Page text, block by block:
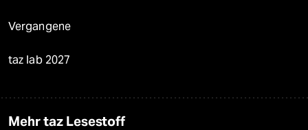
Vergangene
taz lab 2027
Mehr taz Lesestoff